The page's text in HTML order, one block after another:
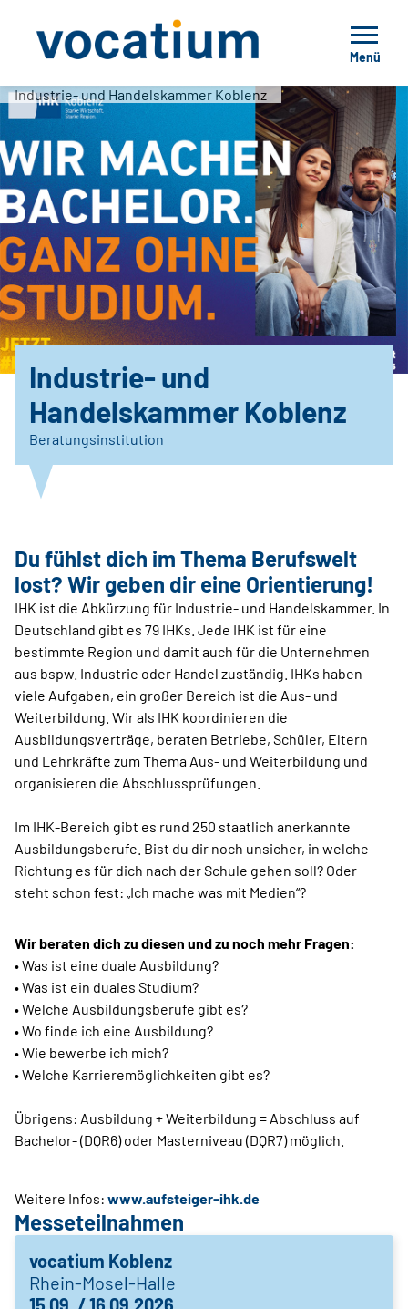
Menü
Industrie- und Handelskammer Koblenz
Industrie- und
Handelskammer Koblenz
Beratungsinstitution
Du fühlst dich im Thema Berufswelt
lost? Wir geben dir eine Orientierung!
IHK ist die Abkürzung für Industrie- und Handelskammer. In
Deutschland gibt es 79 IHKs. Jede IHK ist für eine
bestimmte Region und damit auch für die Unternehmen
aus bspw. Industrie oder Handel zuständig. IHKs haben
viele Aufgaben, ein großer Bereich ist die Aus- und
Weiterbildung. Wir als IHK koordinieren die
Ausbildungsverträge, beraten Betriebe, Schüler, Eltern
und Lehrkräfte zum Thema Aus- und Weiterbildung und
organisieren die Abschlussprüfungen.
Im IHK-Bereich gibt es rund 250 staatlich anerkannte
Ausbildungsberufe. Bist du dir noch unsicher, in welche
Richtung es für dich nach der Schule gehen soll? Oder
steht schon fest: „Ich mache was mit Medien“?
Wir beraten dich zu diesen und zu noch mehr Fragen:
• Was ist eine duale Ausbildung?
• Was ist ein duales Studium?
• Welche Ausbildungsberufe gibt es?
• Wo finde ich eine Ausbildung?
• Wie bewerbe ich mich?
• Welche Karrieremöglichkeiten gibt es?
Übrigens: Ausbildung + Weiterbildung = Abschluss auf
Bachelor- (DQR6) oder Masterniveau (DQR7) möglich.
Weitere Infos: www.aufsteiger-ihk.de
Messeteilnahmen
vocatium Koblenz
Rhein-Mosel-Halle
15.09. / 16.09.2026